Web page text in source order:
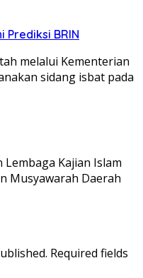
Prediksi BRIN
melalui Kementerian
sidang isbat pada
Lembaga Kajian Islam
Musyawarah Daerah
Required fields